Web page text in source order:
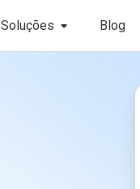
Soluções Blog